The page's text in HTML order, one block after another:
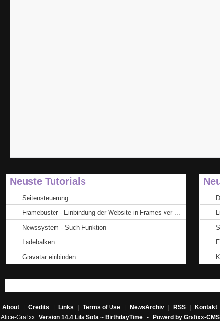
Neuste Tutorials
Seitensteuerung
Framebuster - Einbindung der Website in Frames ver ...
Newssystem - Such Funktion
Ladebalken
Gravatar einbinden
About Credits Links Terms of Use NewsArchiv RSS Kontakt
Alice-Grafixx Version 14.4 Lila Sofa ~ BirthdayTime - Powerd by Grafixx-CMS